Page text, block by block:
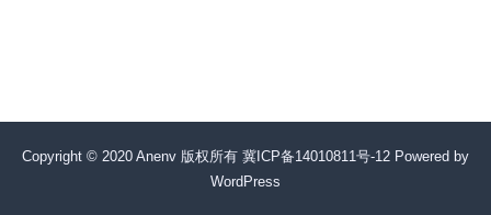
Copyright © 2020 Anenv 版权所有 冀ICP备14010811号-12 Powered by
WordPress